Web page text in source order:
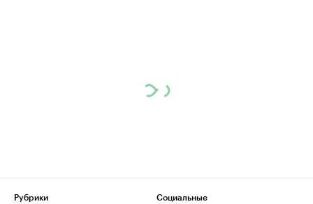
Рубрики
Социальные